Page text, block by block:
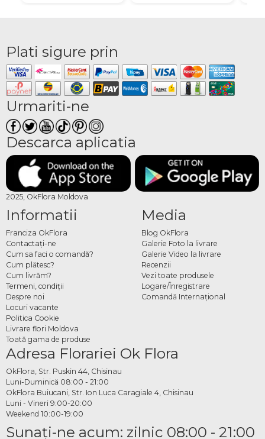
Plati sigure prin
Urmariti-ne
Descarca aplicatia
2025, OkFlora Moldova
Informatii
Franciza OkFlora
Contactaţi-ne
Cum sa faci o comandă?
Cum plătesc?
Cum livrăm?
Termeni, condiţii
Despre noi
Locuri vacante
Politica Cookie
Livrare flori Moldova
Toată gama de produse
Media
Blog OkFlora
Galerie Foto la livrare
Galerie Video la livrare
Recenzii
Vezi toate produsele
Logare/Înregistrare
Comandă Internațional
Adresa Florariei Ok Flora
OkFlora, Str. Puskin 44, Chisinau
Luni-Duminică 08:00 - 21:00
OkFlora Buiucani, Str. Ion Luca Caragiale 4, Chisinau
Luni - Vineri 9:00-20:00
Weekend 10:00-19:00
Sunaţi-ne acum: zilnic 08:00 - 21:00